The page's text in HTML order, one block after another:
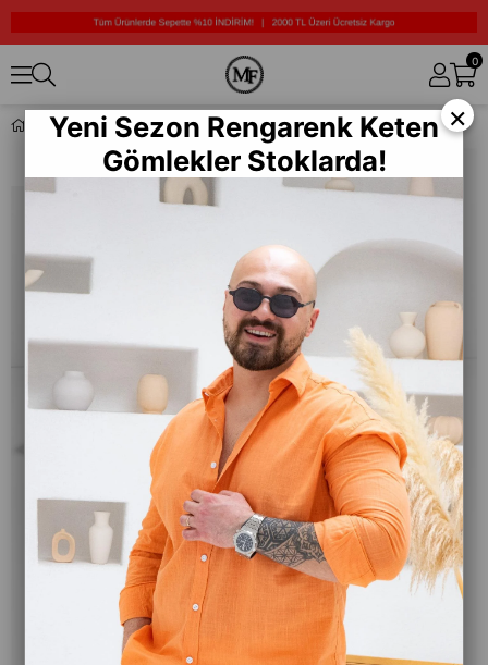
0
UV-400 Korumalı Güneş Gözlüğü (SAVANNA-GRİ-SİYAH) ×
Yeni Sezon Rengarenk Keten
Gömlekler Stoklarda!